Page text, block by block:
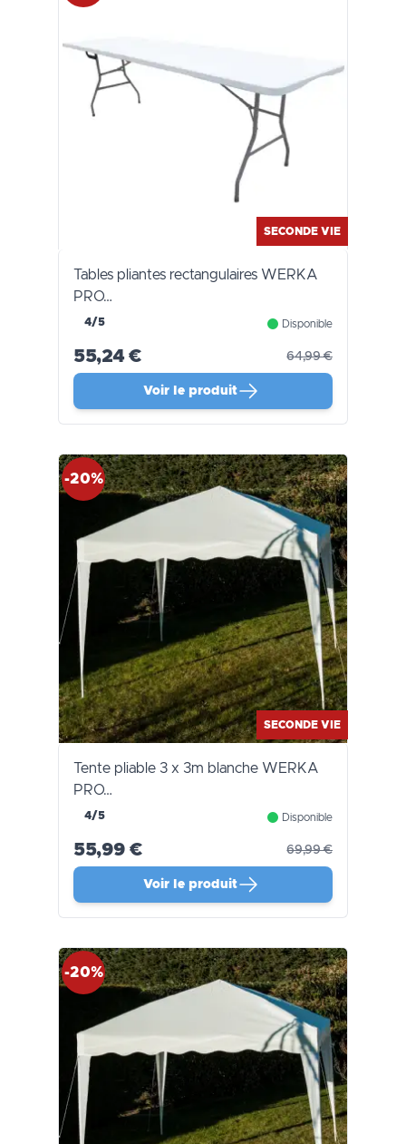
SECONDE VIE
Tables pliantes rectangulaires WERKA
PRO…
4/5 Disponible
55,24 € 64,99 €
Voir le produit
-20%
SECONDE VIE
Tente pliable 3 x 3m blanche WERKA
PRO…
4/5 Disponible
55,99 € 69,99 €
Voir le produit
-20%